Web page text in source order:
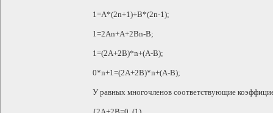
1=A*(2n+1)+B*(2n-1);
1=2An+A+2Bn-B;
1=(2A+2B)*n+(A-B);
0*n+1=(2A+2B)*n+(A-B);
У равных многочленов соответствующие